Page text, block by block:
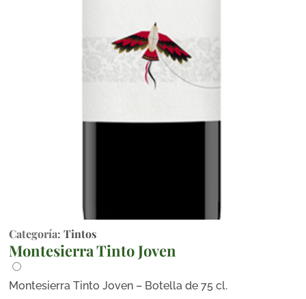
Categoría:Tintos
Montesierra Tinto Joven
Montesierra Tinto Joven – Botella de 75 cl.